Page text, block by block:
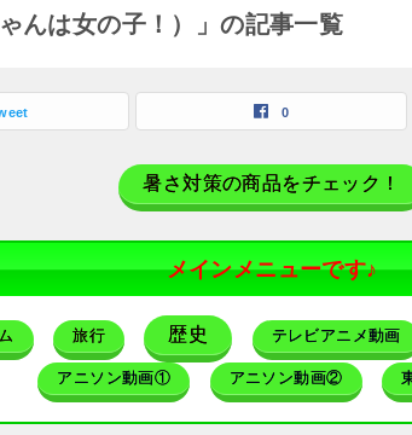
んは女の子！）」の記事一覧
0
暑さ対策の商品をチェック！
メインメニューです♪
旅行 歴史 テレビアニメ動画
アニソン動画① アニソン動画②